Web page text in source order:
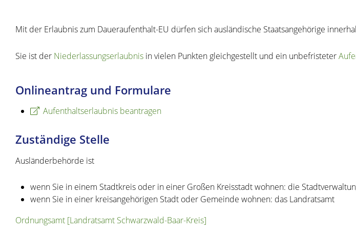
Mit der Erlaubnis zum Daueraufenthalt-EU dürfen sich ausländische Staatsangehörige
Sie ist der Niederlassungserlaubnis in vielen Punkten gleichgestellt und ein unbefristeter
Onlineantrag und Formulare
Aufenthaltserlaubnis beantragen
Zuständige Stelle
Ausländerbehörde ist
wenn Sie in einem Stadtkreis oder in einer Großen Kreisstadt wohnen: die
wenn Sie in einer kreisangehörigen Stadt oder Gemeinde wohnen: das Landratsamt
Ordnungsamt [Landratsamt Schwarzwald-Baar-Kreis]